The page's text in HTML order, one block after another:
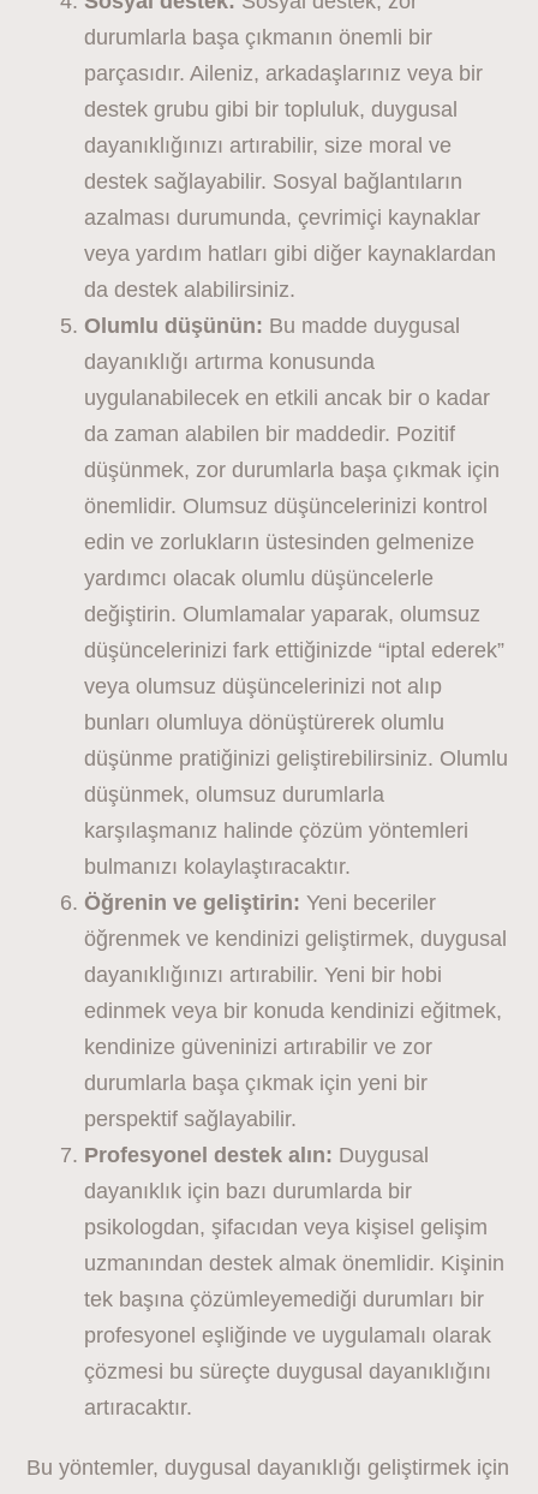
durumlarla başa çıkmanın önemli bir
parçasıdır. Aileniz, arkadaşlarınız veya bir
destek grubu gibi bir topluluk, duygusal
dayanıklığınızı artırabilir, size moral ve
destek sağlayabilir. Sosyal bağlantıların
azalması durumunda, çevrimiçi kaynaklar
veya yardım hatları gibi diğer kaynaklardan
da destek alabilirsiniz.
Olumlu düşünün: Bu madde duygusal
dayanıklığı artırma konusunda
uygulanabilecek en etkili ancak bir o kadar
da zaman alabilen bir maddedir. Pozitif
düşünmek, zor durumlarla başa çıkmak için
önemlidir. Olumsuz düşüncelerinizi kontrol
edin ve zorlukların üstesinden gelmenize
yardımcı olacak olumlu düşüncelerle
değiştirin. Olumlamalar yaparak, olumsuz
düşüncelerinizi fark ettiğinizde “iptal ederek”
veya olumsuz düşüncelerinizi not alıp
bunları olumluya dönüştürerek olumlu
düşünme pratiğinizi geliştirebilirsiniz. Olumlu
düşünmek, olumsuz durumlarla
karşılaşmanız halinde çözüm yöntemleri
bulmanızı kolaylaştıracaktır.
Öğrenin ve geliştirin: Yeni beceriler
öğrenmek ve kendinizi geliştirmek, duygusal
dayanıklığınızı artırabilir. Yeni bir hobi
edinmek veya bir konuda kendinizi eğitmek,
kendinize güveninizi artırabilir ve zor
durumlarla başa çıkmak için yeni bir
perspektif sağlayabilir.
Profesyonel destek alın: Duygusal
dayanıklık için bazı durumlarda bir
psikologdan, şifacıdan veya kişisel gelişim
uzmanından destek almak önemlidir. Kişinin
tek başına çözümleyemediği durumları bir
profesyonel eşliğinde ve uygulamalı olarak
çözmesi bu süreçte duygusal dayanıklığını
artıracaktır.
Bu yöntemler, duygusal dayanıklığı geliştirmek için